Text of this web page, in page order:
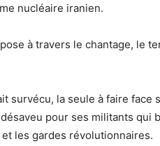
nucléaire iranien.
à travers le chantage, le
survécu, la seule à faire face
pour ses militants qui
les gardes révolutionnaires.